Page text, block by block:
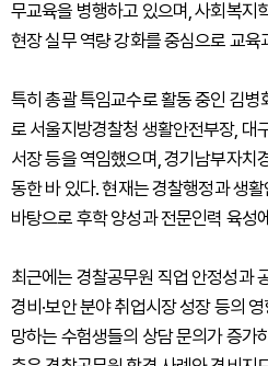
무교육을 병행하고 있으며, 사회복지
현장 실무 역량 강화를 중심으로 교육
특히 총괄 특임교수로 활동 중인 김병
로 서울지방경찰청 생활안전부장, 대
서장 등을 역임했으며, 경기남부자치
동한 바 있다. 현재는 경찰행정과 생
바탕으로 후학 양성과 전문인력 육성
최근에는 경찰공무원 직업 안정성과
경비·보안 분야 취업시장 성장 등의
망하는 수험생들의 상담 문의가 증가